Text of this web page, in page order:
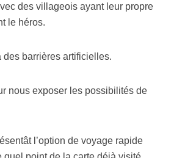
des villageois ayant leur propre
le héros.
des barrières artificielles.
nous exposer les possibilités de
l’option de voyage rapide